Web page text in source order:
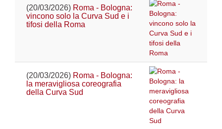
(20/03/2026) Roma - Bologna:
vincono solo la Curva Sud e i
tifosi della Roma
(20/03/2026) Roma - Bologna:
la meravigliosa coreografia
della Curva Sud